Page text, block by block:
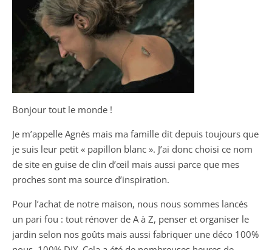
Bonjour tout le monde !
Je m’appelle Agnès mais ma famille dit depuis toujours que
je suis leur petit « papillon blanc ». J’ai donc choisi ce nom
de site en guise de clin d’œil mais aussi parce que mes
proches sont ma source d’inspiration.
Pour l’achat de notre maison, nous nous sommes lancés
un pari fou : tout rénover de A à Z, penser et organiser le
jardin selon nos goûts mais aussi fabriquer une déco 100%